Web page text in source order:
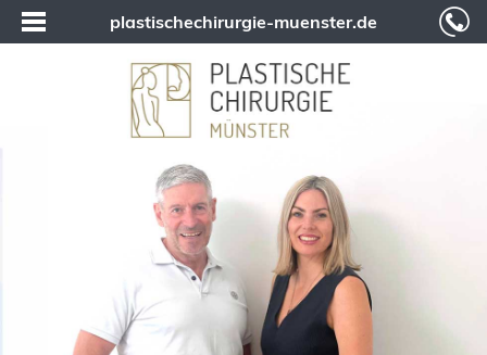
plastischechirurgie-muenster.de